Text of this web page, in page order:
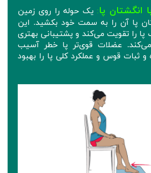
انگشتان پا: یک حوله را روی زمین
پا آن را به سمت خود بکشید. این
را تقویت می‌کند و پشتیبانی بهتری
می‌کند. عضلات قوی‌تر پا خطر آسیب
ثبات قوس و عملکرد کلی پا را بهبود